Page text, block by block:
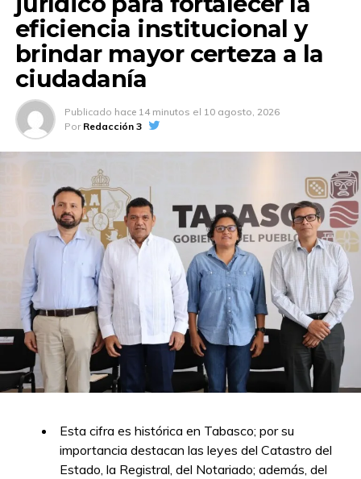
eficiencia institucional y
brindar mayor certeza a la
ciudadanía
Publicado hace 14 minutos el 10 agosto, 2026
Por Redacción 3
Esta cifra es histórica en Tabasco; por su
importancia destacan las leyes del Catastro del
Estado, la Registral, del Notariado; además, del